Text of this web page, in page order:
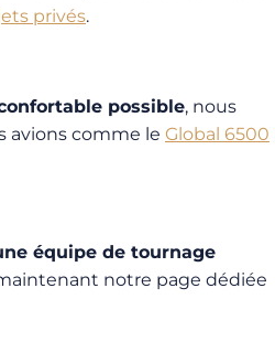
privés.
possible, nous
avions comme le Global 6500
équipe de tournage
notre page dédiée